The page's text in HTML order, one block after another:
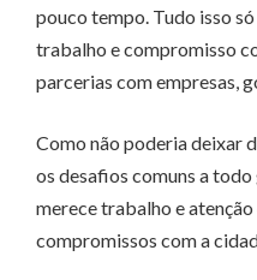
pouco tempo. Tudo isso
trabalho e compromisso
parcerias com empresas,
Como não poderia deixar
os desafios comuns a
merece trabalho e
compromissos com a